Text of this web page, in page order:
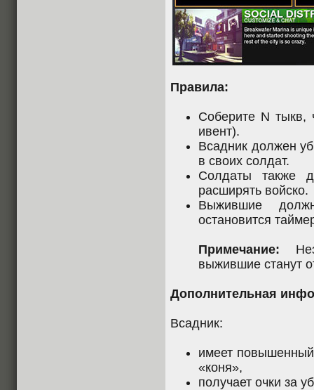
Правила:
Соберите N тыкв,
ивент).
Всадник должен
в своих солдат.
Солдаты также
расширять войско.
Выжившие
остановится
Примечание:
выжившие станут
Дополнительная
Всадник:
имеет повышенный
«коня»,
получает очки за